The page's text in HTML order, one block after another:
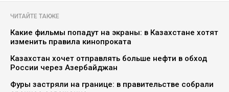
ЧИТАЙТЕ ТАКЖЕ
Какие фильмы попадут на экраны: в Казахстане хотят
изменить правила кинопроката
Казахстан хочет отправлять больше нефти в обход
России через Азербайджан
Фуры застряли на границе: в правительстве собрали